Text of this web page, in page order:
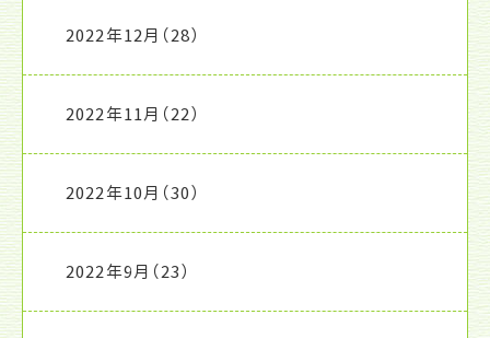
2022年12月 （28）
2022年11月 （22）
2022年10月 （30）
2022年9月 （23）